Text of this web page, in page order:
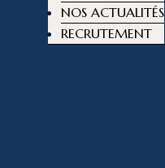
NOS ACTUALITÉS
RECRUTEMENT